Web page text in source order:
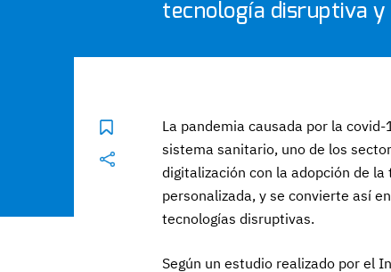
tecnología disruptiva y
La pandemia causada por la
sistema sanitario, uno de los
digitalización con la adopción de
personalizada, y se convierte así
tecnologías disruptivas.
Según un estudio realizado por el